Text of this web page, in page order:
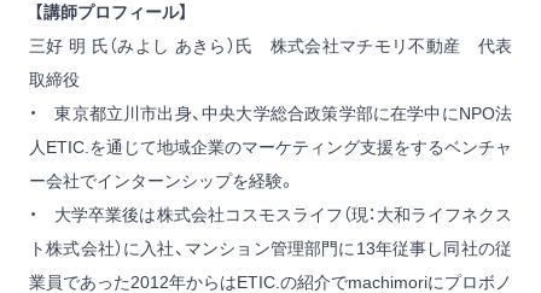
【講師プロフィール】
三好 明 氏（みよし あきら）氏 株式会社マチモリ不動産 代表
取締役
・ 東京都立川市出身、中央大学総合政策学部に在学中にNPO法
人ETIC.を通じて地域企業のマーケティング支援をするベンチャ
ー会社でインターンシップを経験。
・ 大学卒業後は株式会社コスモスライフ（現：大和ライフネクス
ト株式会社）に入社、マンション管理部門に13年従事し同社の従
業員であった2012年からはETIC.の紹介でmachimoriにプロボノ